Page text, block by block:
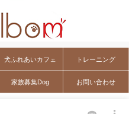
犬ふれあいカフェ トレーニング
家族募集Dog お問い合わせ